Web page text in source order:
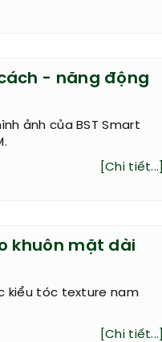
- năng động
ảnh của BST Smart
[Chi tiết...]
khuôn mặt dài
kiểu tóc texture nam
[Chi tiết...]